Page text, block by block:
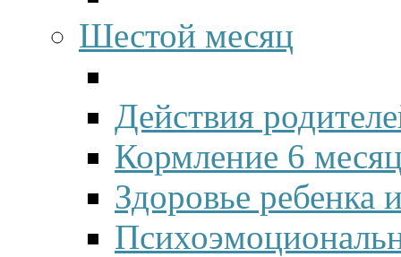
Шестой месяц
Действия
Кормление 6
Здоровье ребенка